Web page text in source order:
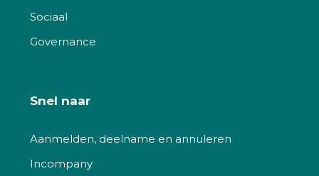
Sociaal
Governance
Snel naar
Aanmelden, deelname en annuleren
Incompany